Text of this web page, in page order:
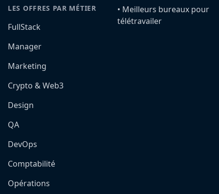
LES OFFRES PAR MÉTIER
FullStack
Manager
Marketing
Crypto & Web3
Design
QA
DevOps
Comptabilité
Opérations
•️ Meilleurs bureaux pour
télétravailer